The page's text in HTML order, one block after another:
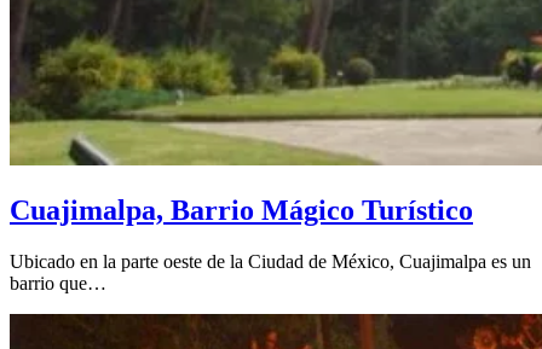
Cuajimalpa, Barrio Mágico Turístico
Ubicado en la parte oeste de la Ciudad de México, Cuajimalpa es un
barrio que…